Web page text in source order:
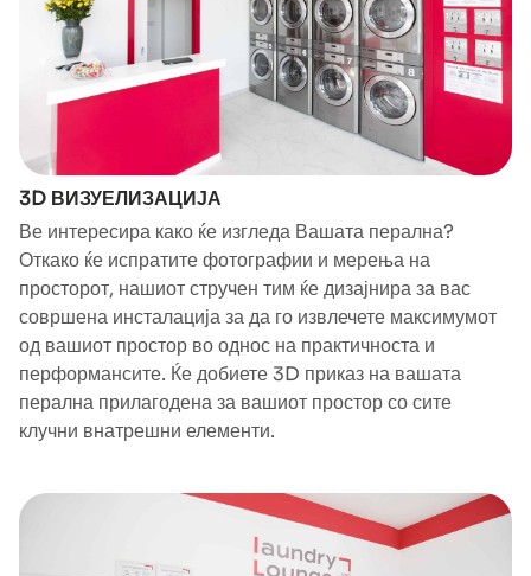
3D ВИЗУЕЛИЗАЦИЈА
Ве интересира како ќе изгледа Вашата перална?
Откако ќе испратите фотографии и мерења на
просторот, нашиот стручен тим ќе дизајнира за вас
совршена инсталација за да го извлечете максимумот
од вашиот простор во однос на практичноста и
перформансите. Ќе добиете 3D приказ на вашата
перална прилагодена за вашиот простор со сите
клучни внатрешни елементи.